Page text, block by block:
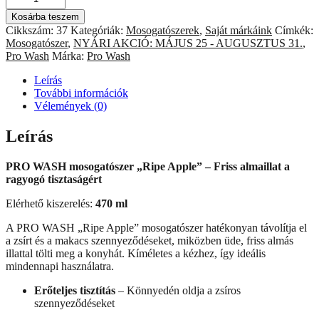
WASH
Ripe
Apple
–
Mosogatószer,
mennyiség
Kosárba teszem
Cikkszám: 37 Kategóriák: Mosogatószerek, Saját márkáink Címkék:
Mosogatószer, NYÁRI AKCIÓ: MÁJUS 25 - AUGUSZTUS 31.,
Pro Wash Márka: Pro Wash
Leírás
További információk
Vélemények (0)
Leírás
PRO WASH mosogatószer „Ripe Apple” – Friss almaillat a
ragyogó tisztaságért
Elérhető kiszerelés: 470 ml
A PRO WASH „Ripe Apple” mosogatószer hatékonyan távolítja el
a zsírt és a makacs szennyeződéseket, miközben üde, friss almás
illattal tölti meg a konyhát. Kíméletes a kézhez, így ideális
mindennapi használatra.
Erőteljes tisztítás – Könnyedén oldja a zsíros
szennyeződéseket